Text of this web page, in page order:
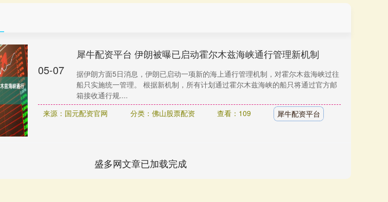
05-07
犀牛配资平台 伊朗被曝已启动霍尔木兹海峡通行管理新机制
据伊朗方面5日消息，伊朗已启动一项新的海上通行管理机制，对霍尔木兹海峡过往
船只实施统一管理。 根据新机制，所有计划通过霍尔木兹海峡的船只将通过官方邮
箱接收通行规....
来源：国元配资官网
分类：佛山股票配资 查看：109 犀牛配资平台
盛多网文章已加载完成